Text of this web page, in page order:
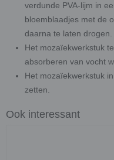
verdunde PVA-lijm in
bloemblaadjes met de
daarna te laten drogen.
Het mozaïekwerkstuk
absorberen van vocht
Het mozaïekwerkstuk
zetten.
Ook interessant